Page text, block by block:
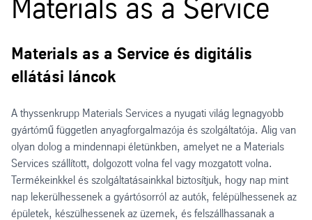
Materials as a Service
Materials as a Service és digitális
ellátási láncok
A thyssenkrupp Materials Services a nyugati világ legnagyobb
gyártómű független anyagforgalmazója és szolgáltatója. Alig van
olyan dolog a mindennapi életünkben, amelyet ne a Materials
Services szállított, dolgozott volna fel vagy mozgatott volna.
Termékeinkkel és szolgáltatásainkkal biztosítjuk, hogy nap mint
nap lekerülhessenek a gyártósorról az autók, felépülhessenek az
épületek, készülhessenek az üzemek, és felszállhassanak a